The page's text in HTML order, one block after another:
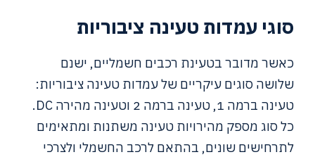
סוגי עמדות טעינה ציבוריות
כאשר מדובר בטעינת רכבים חשמליים, ישנם
שלושה סוגים עיקריים של עמדות טעינה ציבוריות:
טעינה ברמה 1, טעינה ברמה 2 וטעינה מהירה DC.
כל סוג מספק מהירויות טעינה משתנות ומתאימים
לתרחישים שונים, בהתאם לרכב החשמלי ולצרכי